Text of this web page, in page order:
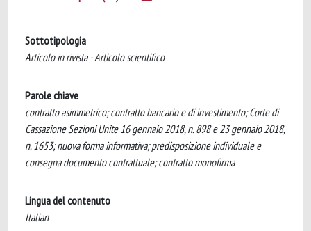
Sottotipologia
Articolo in rivista - Articolo scientifico
Parole chiave
contratto asimmetrico; contratto bancario e di investimento; Corte di
Cassazione Sezioni Unite 16 gennaio 2018, n. 898 e 23 gennaio 2018,
n. 1653; nuova forma informativa; predisposizione individuale e
consegna documento contrattuale; contratto monofirma
Lingua del contenuto
Italian